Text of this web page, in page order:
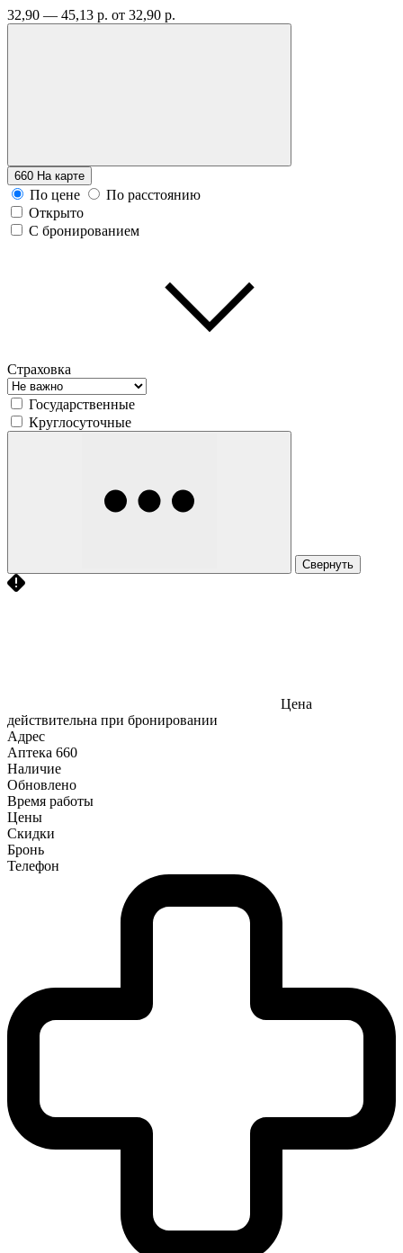
32,90 — 45,13 р. от 32,90 р.
660 На карте
По цене
По расстоянию
Открыто
С бронированием
Страховка
Государственные
Круглосуточные
Свернуть
Цена
действительна при бронировании
Адрес
Аптека 660
Наличие
Обновлено
Время работы
Цены
Скидки
Бронь
Телефон